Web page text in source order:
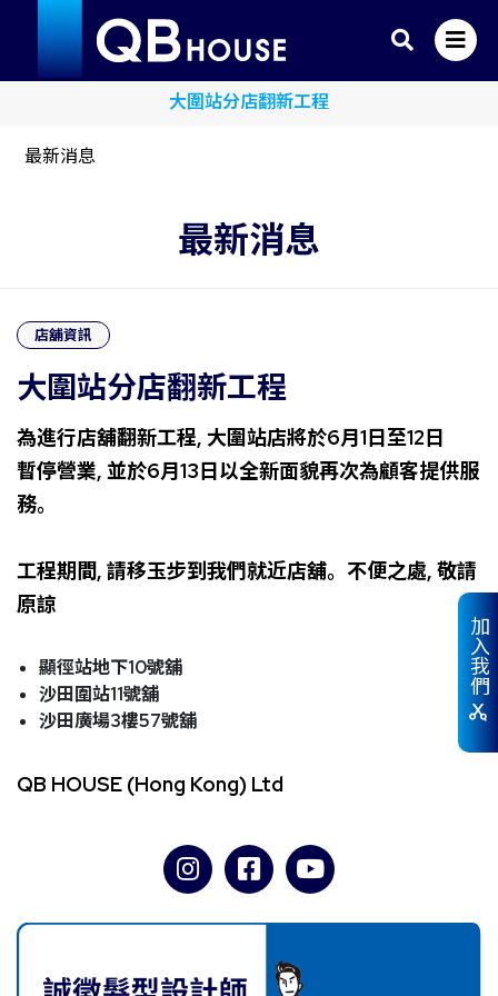
加入我們
大圍站分店翻新工程
sim Credit Card x QB House 限時單剪半價優惠
最新消息
最新消息
店舖資訊
大圍站分店翻新工程
為進行店舖翻新工程, 大圍站店將於6月1日至12日
暫停營業, 並於6月13日以全新面貌再次為顧客提供服
務。
工程期間, 請移玉步到我們就近店舖。不便之處, 敬請
原諒
顯徑站地下10號舖
沙田圍站11號舖
沙田廣場3樓57號舖
QB HOUSE (Hong Kong) Ltd